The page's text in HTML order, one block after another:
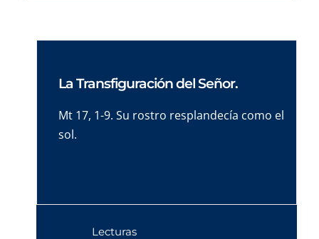
La Transfiguración del Señor.
Mt 17, 1-9. Su rostro resplandecía como el
sol.
Lecturas